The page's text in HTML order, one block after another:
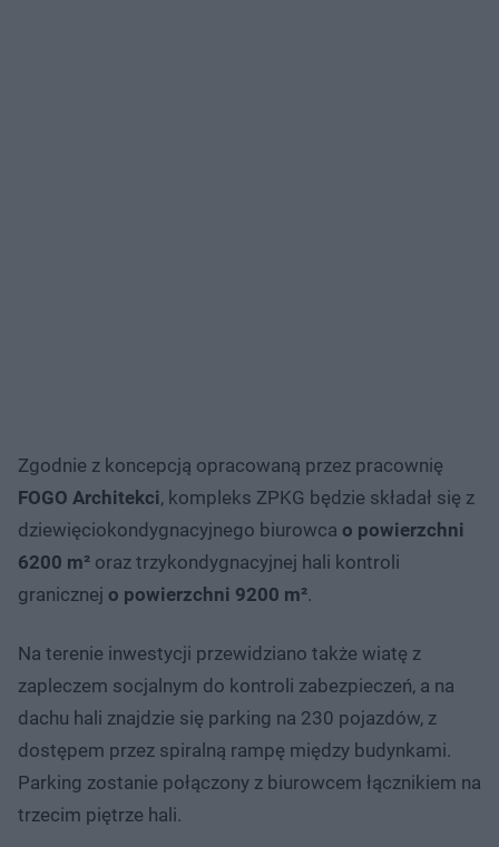
Zgodnie z koncepcją opracowaną przez pracownię
FOGO Architekci, kompleks ZPKG będzie składał się z
dziewięciokondygnacyjnego biurowca o powierzchni
6200 m² oraz trzykondygnacyjnej hali kontroli
granicznej o powierzchni 9200 m².
Na terenie inwestycji przewidziano także wiatę z
zapleczem socjalnym do kontroli zabezpieczeń, a na
dachu hali znajdzie się parking na 230 pojazdów, z
dostępem przez spiralną rampę między budynkami.
Parking zostanie połączony z biurowcem łącznikiem na
trzecim piętrze hali.